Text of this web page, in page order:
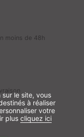
moins de 48h
le site, vous
à réaliser
votre
plus cliquez ici